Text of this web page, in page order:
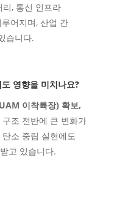
, 통신 인프라
어지며, 산업 간
습니다.
영향을 미치나요?
이착륙장) 확보,
조 전반에 큰 변화가
소 중립 실현에도
고 있습니다.